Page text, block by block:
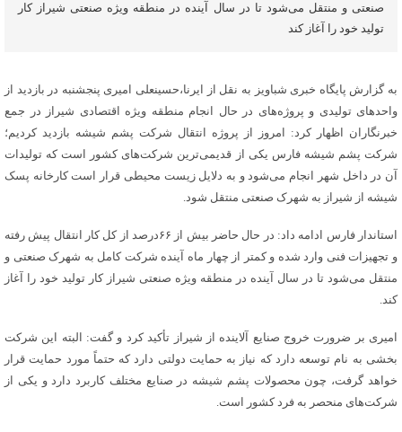
صنعتی و منتقل می‌شود تا در سال آینده در منطقه ویژه صنعتی شیراز کار
تولید خود را آغاز کند
به گزارش پایگاه خبری شباویز به نقل از ایرنا،حسینعلی امیری پنجشنبه در بازدید از
واحدهای تولیدی و پروژه‌های در حال انجام منطقه ویژه اقتصادی شیراز در جمع
خبرنگاران اظهار کرد: امروز از پروژه انتقال شرکت پشم شیشه بازدید کردیم؛
شرکت پشم شیشه فارس یکی از قدیمی‌ترین شرکت‌های کشور است که تولیدات
آن در داخل شهر انجام می‌شود و به دلایل زیست محیطی قرار است کارخانه پسک
شیشه از شیراز به شهرک صنعتی منتقل شود.
استاندار فارس ادامه داد: در حال حاضر بیش از ۶۶درصد از کل کار انتقال پیش رفته
و تجهیزات فنی وارد شده و کمتر از چهار ماه آینده شرکت کامل به شهرک صنعتی و
منتقل می‌شود تا در سال آینده در منطقه ویژه صنعتی شیراز کار تولید خود را آغاز
کند.
امیری بر ضرورت خروج صنایع آلاینده از شیراز تأکید کرد و گفت: البته این شرکت
بخشی به نام توسعه دارد که نیاز به حمایت دولتی دارد که حتماً مورد حمایت قرار
خواهد گرفت، چون محصولات پشم شیشه در صنایع مختلف کاربرد دارد و یکی از
شرکت‌های منحصر به فرد کشور است.